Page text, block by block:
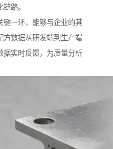
路。
键一环，能够与企业的其
方数据从研发端到生产端
据实时反馈，为质量分析